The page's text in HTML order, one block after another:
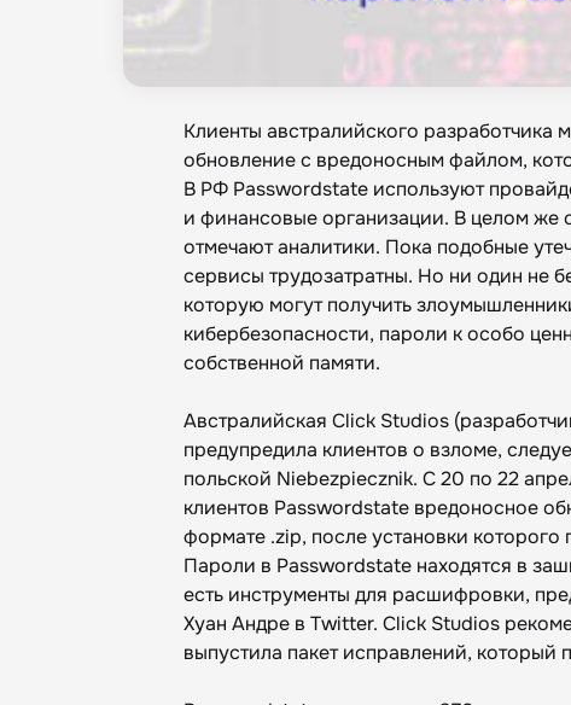
Клиенты австралийского
обновление с вредоносным файлом,
В РФ Passwordstate используют
и финансовые организации. В целом же
отмечают аналитики. Пока подобные
сервисы трудозатратны. Но ни один не
которую могут получить
кибербезопасности, пароли к особо
собственной памяти.
Австралийская Click Studios
предупредила клиентов о взломе,
польской Niebezpiecznik. С 20 по 22
клиентов Passwordstate вредоносное
формате .zip, после установки которого
Пароли в Passwordstate находятся в
есть инструменты для расшифровки,
Хуан Андре в Twitter. Click Studios
выпустила пакет исправлений, который